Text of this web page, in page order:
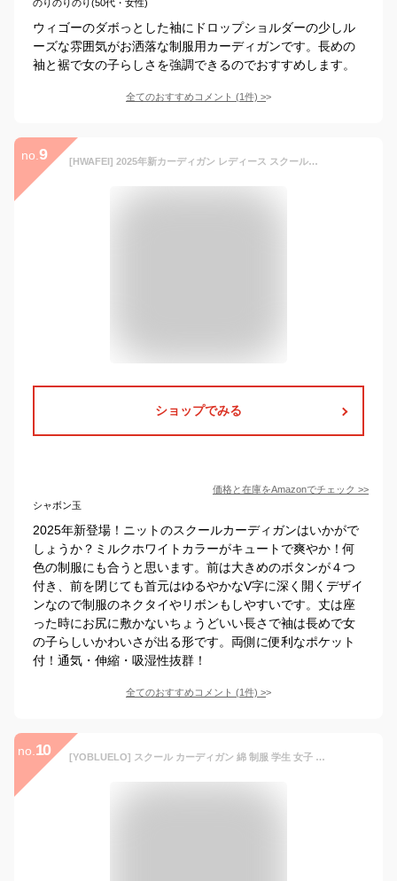
のりのりのり(50代・女性)
ウィゴーのダボっとした袖にドロップショルダーの少しル
ーズな雰囲気がお洒落な制服用カーディガンです。長めの
袖と裾で女の子らしさを強調できるのでおすすめします。
全てのおすすめコメント (1件) >
no. 9 [HWAFEI] 2025年新カーディガン レディース スクールカーディガン Vネック ニット セーター 通学 通勤 暖かい 無地 カジュアル レデイースカーディガン ニット ラウンドネック 長袖 トップス学生服 高校生 学園風 スクールカーディガン セーター 女子 制服 学生 ニット レディース スクールセーター 学生服 高校生 アウター 前開き 防寒 (milk white,L)
ショップでみる
価格と在庫をAmazonでチェック >>
シャボン玉
2025年新登場！ニットのスクールカーディガンはいかがで
しょうか？ミルクホワイトカラーがキュートで爽やか！何
色の制服にも合うと思います。前は大きめのボタンが４つ
付き、前を閉じても首元はゆるやかなV字に深く開くデザイ
ンなので制服のネクタイやリボンもしやすいです。丈は座
った時にお尻に敷かないちょうどいい長さで袖は長めで女
の子らしいかわいさが出る形です。両側に便利なポケット
付！通気・伸縮・吸湿性抜群！
全てのおすすめコメント (1件) >
no. 10 [YOBLUELO] スクール カーディガン 綿 制服 学生 女子 ベスト ニット レディース Vネック 通学 ゆったり メンズ 秋服 (JP, アルファベット, XL, レギュラー, ネイビー)